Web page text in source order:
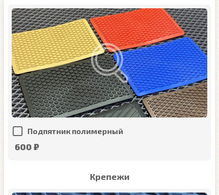
Подпятник полимерный
600 ₽
Крепежи